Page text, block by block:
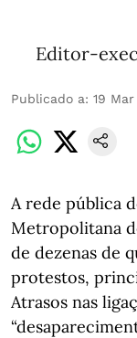
Editor-
Publicado a: 19
A rede pública
Metropolitana
de dezenas de
protestos,
Atrasos nas